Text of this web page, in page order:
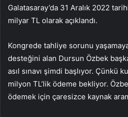
Galatasaray’da 31 Aralık 2022
milyar TL olarak açıklandı.
Kongrede tahliye sorunu
desteğini alan Dursun Özbek
asıl sınavı şimdi başlıyor. Çünkü
milyon TL’lik ödeme bekliyor.
ödemek için çaresizce kaynak